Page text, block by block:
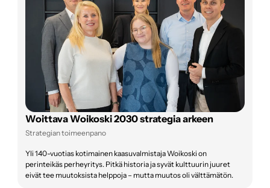
Woittava Woikoski 2030 strategia arkeen
Strategian toimeenpano
Yli 140-vuotias kotimainen kaasuvalmistaja Woikoski on
perinteikäs perheyritys. Pitkä historia ja syvät kulttuurin juuret
eivät tee muutoksista helppoja – mutta muutos oli välttämätön.